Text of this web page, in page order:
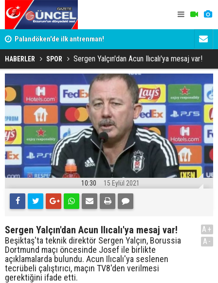
Palandöken'de ilk antrenman! Kaptan
HABERLER SPOR Sergen Yalçın'dan Acun Ilıcalı'ya mesaj var!
10:30 15 Eylül 2021
Sergen Yalçın'dan Acun Ilıcalı'ya mesaj var!
Beşiktaş'ta teknik direktör Sergen Yalçın, Borussia
Dortmund maçı öncesinde Josef ile birlikte
açıklamalarda bulundu. Acun Ilıcalı'ya seslenen
tecrübeli çalıştırıcı, maçın TV8'den verilmesi
gerektiğini ifade etti.
A+
A-